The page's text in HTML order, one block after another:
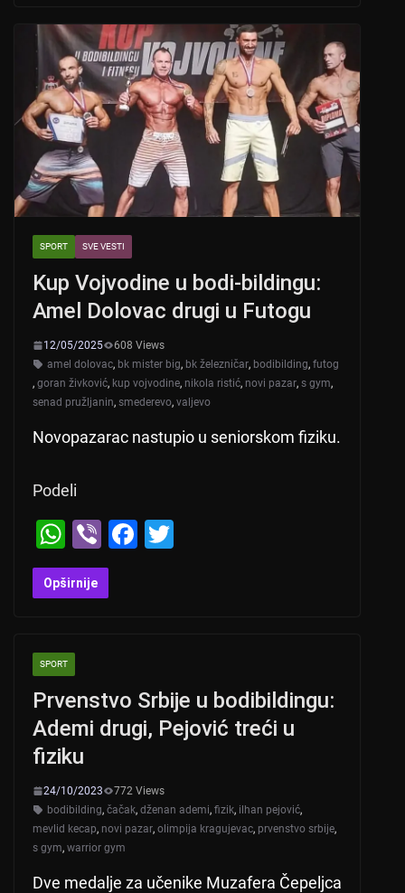
A
p
p
b
o
o
k
SPORT SVE VESTI
Kup Vojvodine u bodi-bildingu:
Amel Dolovac drugi u Futogu
12/05/2025
608 Views
amel dolovac, bk mister big, bk železničar, bodibilding, futog
, goran živković, kup vojvodine, nikola ristić, novi pazar, s gym,
senad pružljanin, smederevo, valjevo
Novopazarac nastupio u seniorskom fiziku.
Podeli
W
h
at
A
p
p
Vi
b
er
F
o
k
Opširnije
SPORT
Prvenstvo Srbije u bodibildingu:
Ademi drugi, Pejović treći u
fiziku
24/10/2023
772 Views
bodibilding, čačak, dženan ademi, fizik, ilhan pejović,
mevlid kecap, novi pazar, olimpija kragujevac, prvenstvo srbije,
s gym, warrior gym
Dve medalje za učenike Muzafera Čepeljca